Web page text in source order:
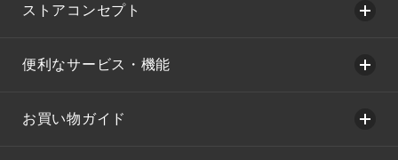
ストアコンセプト
便利なサービス・機能
お買い物ガイド